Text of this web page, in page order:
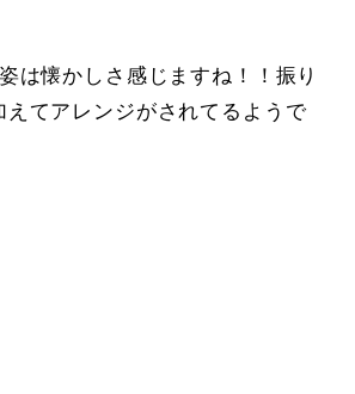
は懐かしさ感じますね！！振り
えてアレンジがされてるようで